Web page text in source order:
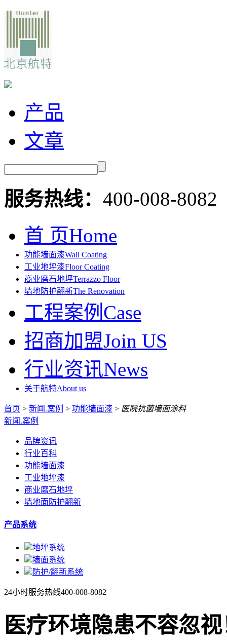
产品
文章
服务热线： 400-008-8082
首 页Home
功能墙面漆Wall Coating
工业地坪漆Floor Coating
商业磨石地坪Terrazzo Floor
墙地防护翻新The Renovation
工程案例 Case
招商加盟Join US
行业资讯News
关于航特About us
首页 > 新闻.案例 > 功能墙面漆 > 医院抗菌墙面涂料
新闻.案例
品牌资讯
行业百科
功能墙面漆
工业地坪漆
商业磨石地坪
墙地面防护翻新
产品系统
地坪系统
墙面系统
防护/翻新系统
24小时服务热线400-008-8082
医疗环境隐患不容忽